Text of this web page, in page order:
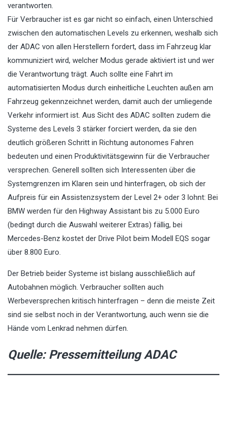
verantworten.
Für Verbraucher ist es gar nicht so einfach, einen Unterschied
zwischen den automatischen Levels zu erkennen, weshalb sich
der ADAC von allen Herstellern fordert, dass im Fahrzeug klar
kommuniziert wird, welcher Modus gerade aktiviert ist und wer
die Verantwortung trägt. Auch sollte eine Fahrt im
automatisierten Modus durch einheitliche Leuchten außen am
Fahrzeug gekennzeichnet werden, damit auch der umliegende
Verkehr informiert ist. Aus Sicht des ADAC sollten zudem die
Systeme des Levels 3 stärker forciert werden, da sie den
deutlich größeren Schritt in Richtung autonomes Fahren
bedeuten und einen Produktivitätsgewinn für die Verbraucher
versprechen. Generell sollten sich Interessenten über die
Systemgrenzen im Klaren sein und hinterfragen, ob sich der
Aufpreis für ein Assistenzsystem der Level 2+ oder 3 lohnt: Bei
BMW werden für den Highway Assistant bis zu 5.000 Euro
(bedingt durch die Auswahl weiterer Extras) fällig, bei
Mercedes-Benz kostet der Drive Pilot beim Modell EQS sogar
über 8.800 Euro.
Der Betrieb beider Systeme ist bislang ausschließlich auf
Autobahnen möglich. Verbraucher sollten auch
Werbeversprechen kritisch hinterfragen – denn die meiste Zeit
sind sie selbst noch in der Verantwortung, auch wenn sie die
Hände vom Lenkrad nehmen dürfen.
Quelle: Pressemitteilung ADAC